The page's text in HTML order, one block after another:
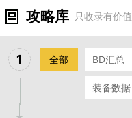
攻略库 只收录有价
1 全部 BD汇总
装备数据